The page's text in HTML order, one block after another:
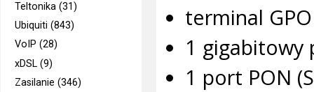
Teltonika (31)
Ubiquiti (843)
VoIP (28)
xDSL (9)
Zasilanie (346)
terminal
1 gigabitowy
1 port PON